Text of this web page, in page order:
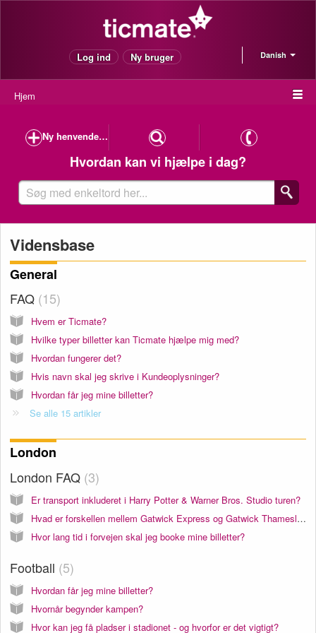
Danish
Log ind Ny bruger
Hjem
Ny henvendelse
Hvordan kan vi hjælpe i dag?
Vidensbase
General
FAQ 15
Hvem er Ticmate?
Hvilke typer billetter kan Ticmate hjælpe mig med?
Hvordan fungerer det?
Hvis navn skal jeg skrive i Kundeoplysninger?
Hvordan får jeg mine billetter?
Se alle 15 artikler
London
London FAQ 3
Er transport inkluderet i Harry Potter & Warner Bros. Studio turen?
Hvad er forskellen mellem Gatwick Express og Gatwick Thamesline toget?
Hvor lang tid i forvejen skal jeg booke mine billetter?
Football 5
Hvordan får jeg mine billetter?
Hvornår begynder kampen?
Hvor kan jeg få pladser i stadionet - og hvorfor er det vigtigt?